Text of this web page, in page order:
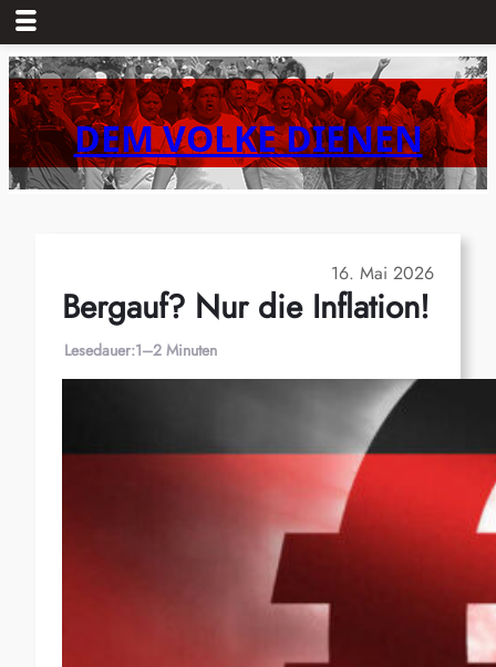
Zum
Inhalt
springenDEM VOLKE DIENEN
16. Mai 2026
Bergauf? Nur die Inflation!
Lesedauer:1–2 Minuten